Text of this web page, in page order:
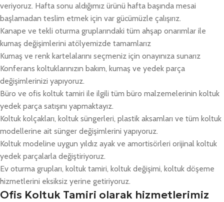
veriyoruz. Hafta sonu aldığımız ürünü hafta başında mesai
başlamadan teslim etmek için var gücümüzle çalışırız.
Kanape ve tekli oturma gruplarındaki tüm ahşap onarımlar ile
kumaş değişimlerini atölyemizde tamamlarız
Kumaş ve renk kartelalarını seçmeniz için onayınıza sunarız
Konferans koltuklarınızın bakım, kumaş ve yedek parça
değişimlerinizi yapıyoruz.
Büro ve ofis koltuk tamiri ile ilgili tüm büro malzemelerinin koltuk
yedek parça satışını yapmaktayız.
Koltuk kolçakları, koltuk süngerleri, plastik aksamları ve tüm koltuk
modellerine ait sünger değişimlerini yapıyoruz.
Koltuk modeline uygun yıldız ayak ve amortisörleri orijinal koltuk
yedek parçalarla değiştiriyoruz.
Ev oturma grupları, koltuk tamiri, koltuk değişimi, koltuk döşeme
hizmetlerini eksiksiz yerine getiriyoruz.
Ofis Koltuk Tamiri olarak hizmetlerimiz